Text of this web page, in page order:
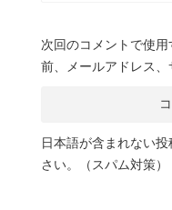
次回のコメントで使
前、メールアドレス、
日本語が含まれない
さい。（スパム対策）